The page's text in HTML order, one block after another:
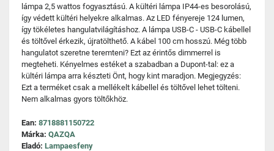
lámpa 2,5 wattos fogyasztású. A kültéri lámpa IP44-es besorolású,
így védett kültéri helyekre alkalmas. Az LED fényereje 124 lumen,
így tökéletes hangulatvilágításhoz. A lámpa USB-C - USB-C kábellel
és töltővel érkezik, újratölthető. A kábel 100 cm hosszú. Még több
hangulatot szeretne teremteni? Ezt az érintős dimmerrel is
megteheti. Kényelmes estéket a szabadban a Dupont-tal: ez a
kültéri lámpa arra készteti Önt, hogy kint maradjon. Megjegyzés:
Ezt a terméket csak a mellékelt kábellel és töltővel lehet tölteni.
Nem alkalmas gyors töltőkhöz.
Ean: 8718881150722
Márka: QAZQA
Eladó: Lampaesfeny